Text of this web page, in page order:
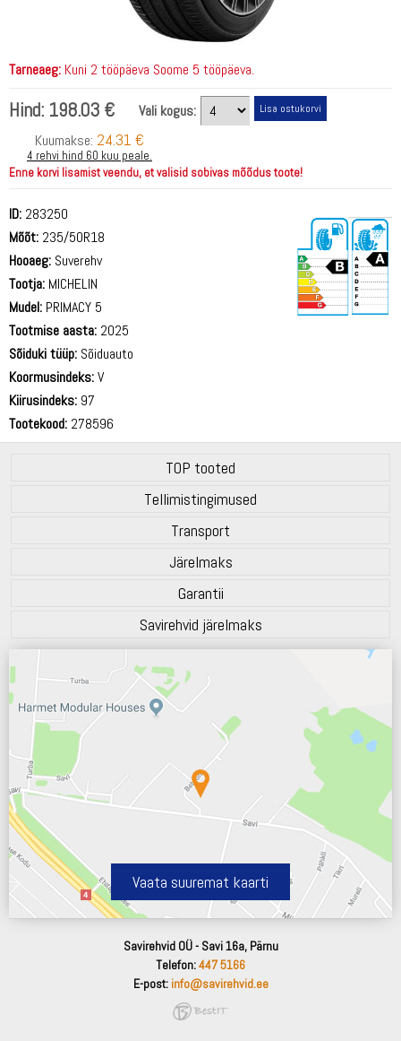
Tarneaeg: Kuni 2 tööpäeva Soome 5 tööpäeva.
Hind: 198.03 €
Vali kogus:
Kuumakse: 24.31 €
4 rehvi hind 60 kuu peale.
Enne korvi lisamist veendu, et valisid sobivas mõõdus toote!
ID: 283250
Mõõt: 235/50R18
Hooaeg: Suverehv
Tootja: MICHELIN
Mudel: PRIMACY 5
Tootmise aasta: 2025
Sõiduki tüüp: Sõiduauto
Koormusindeks:V
Kiirusindeks: 97
Tootekood: 278596
TOP tooted
Tellimistingimused
Transport
Järelmaks
Garantii
Savirehvid järelmaks
Vaata suuremat kaarti
Savirehvid OÜ - Savi 16a, Pärnu
Telefon:447 5166
E-post: info@savirehvid.ee